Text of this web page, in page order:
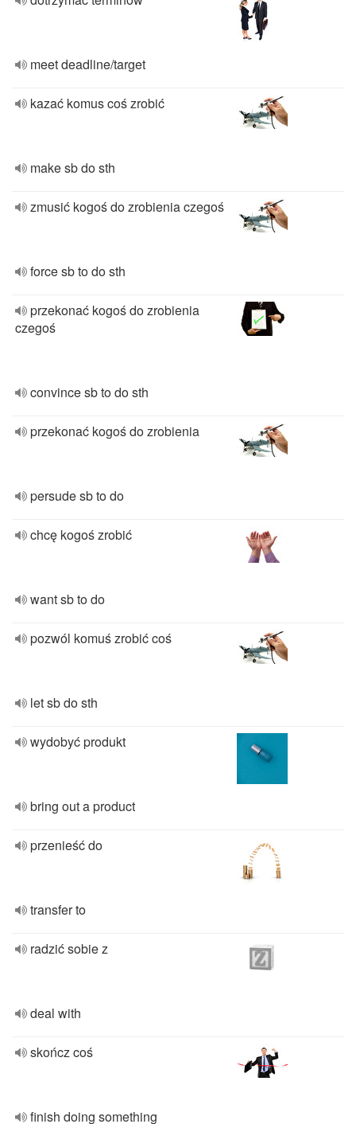
meet deadline/target
kazać komus coś zrobić
make sb do sth
zmusić kogoś do zrobienia czegoś
force sb to do sth
przekonać kogoś do zrobienia
czegoś
convince sb to do sth
przekonać kogoś do zrobienia
persude sb to do
chcę kogoś zrobić
want sb to do
pozwól komuś zrobić coś
let sb do sth
wydobyć produkt
bring out a product
przenieść do
transfer to
radzić sobie z
deal with
skończ coś
finish doing something